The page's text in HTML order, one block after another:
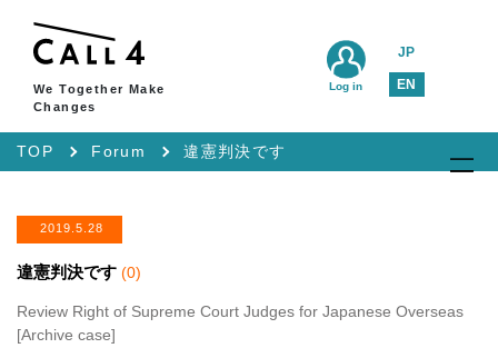
We Together Make
Changes
JP
EN
Log in
TOP Forum 違憲判決です
2019.5.28
違憲判決です (0)
Review Right of Supreme Court Judges for Japanese Overseas
[Archive case]